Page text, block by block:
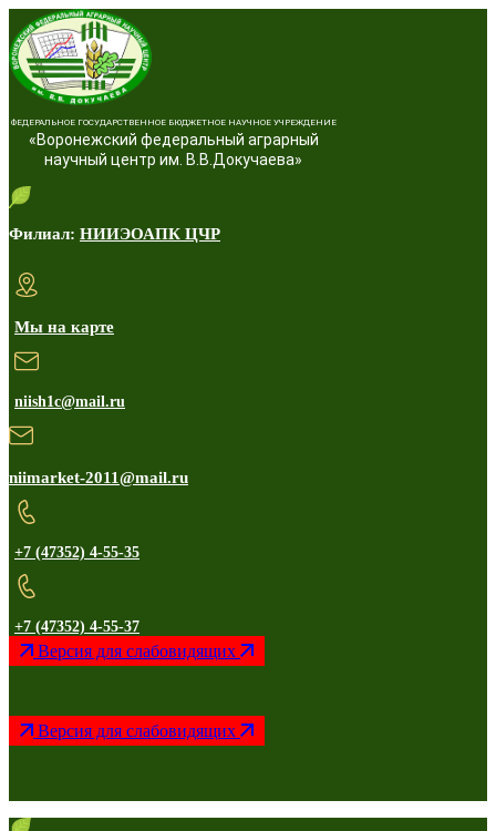
ФЕДЕРАЛЬНОЕ ГОСУДАРСТВЕННОЕ БЮДЖЕТНОЕ НАУЧНОЕ УЧРЕЖДЕНИЕ
«Воронежский федеральный аграрный
научный центр им. В.В.Докучаева»
Филиал: НИИЭОАПК ЦЧР
Мы на карте
niish1c@mail.ru
niimarket-2011@mail.ru
+7 (47352) 4-55-35
+7 (47352) 4-55-37
Версия для слабовидящих
Версия для слабовидящих